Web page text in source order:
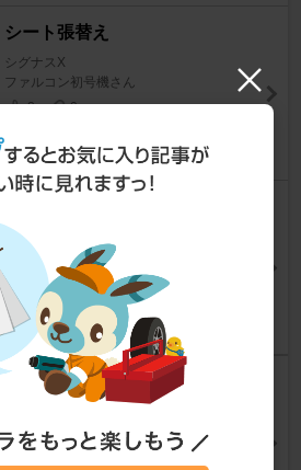
シート張替え
シグナスX
ファルコン初号機さん
2
0
シグナスX
sigunoriさん
0
ビード落とし
まっちゃんの工房さん